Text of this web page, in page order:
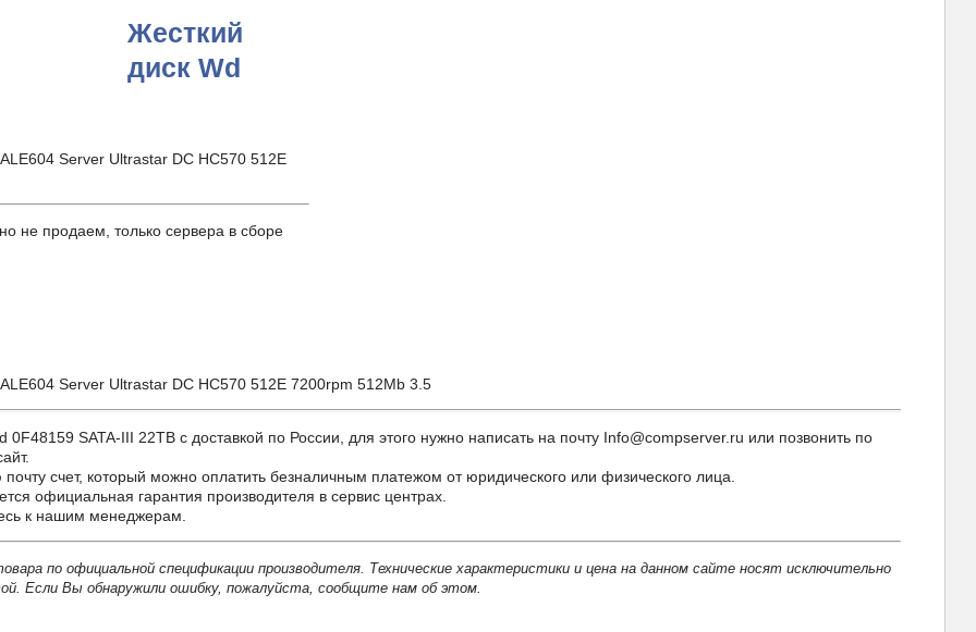
Жесткий
диск Wd
Server Ultrastar DC HC570 512E
не продаем, только сервера в сборе
Server Ultrastar DC HC570 512E 7200rpm 512Mb 3.5
SATA-III 22TB с доставкой по России, для этого нужно написать на почту Info@compserver.ru или позвонить по
счет, который можно оплатить безналичным платежом от юридического или физического лица.
официальная гарантия производителя в сервис центрах.
к нашим менеджерам.
по официальной спецификации производителя. Технические характеристики и цена на данном сайте носят исключительно
Если Вы обнаружили ошибку, пожалуйста, сообщите нам об этом.